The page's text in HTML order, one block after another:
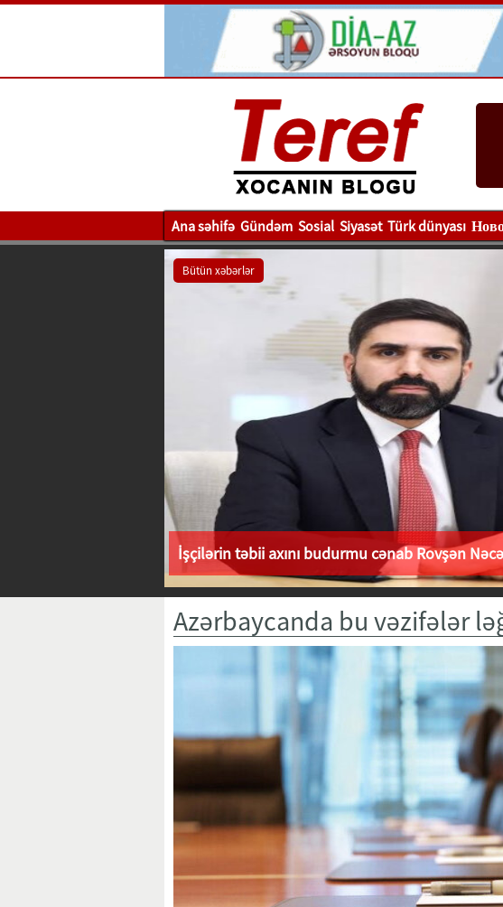
Ana səhifə Gündəm Sosial Siyasət Türk dünyası
Bütün xəbərlər
İşçilərin təbii axını budurmu cənab Rovşən
Azərbaycanda bu vəzifələr